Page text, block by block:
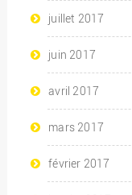
juillet 2017
juin 2017
avril 2017
mars 2017
février 2017